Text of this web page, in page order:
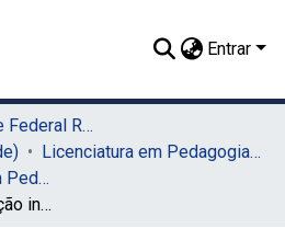
Entrar
01. Universidade Federal Rural de Pernambuco - UFRPE (Sede)
Licenciatura em Pedagogia (Sede)
TCC - Licenciatura em Pedagogia (Sede)
Afetividade na educação infantil: a relação entre os profissionais e as crianças no espaço escolar